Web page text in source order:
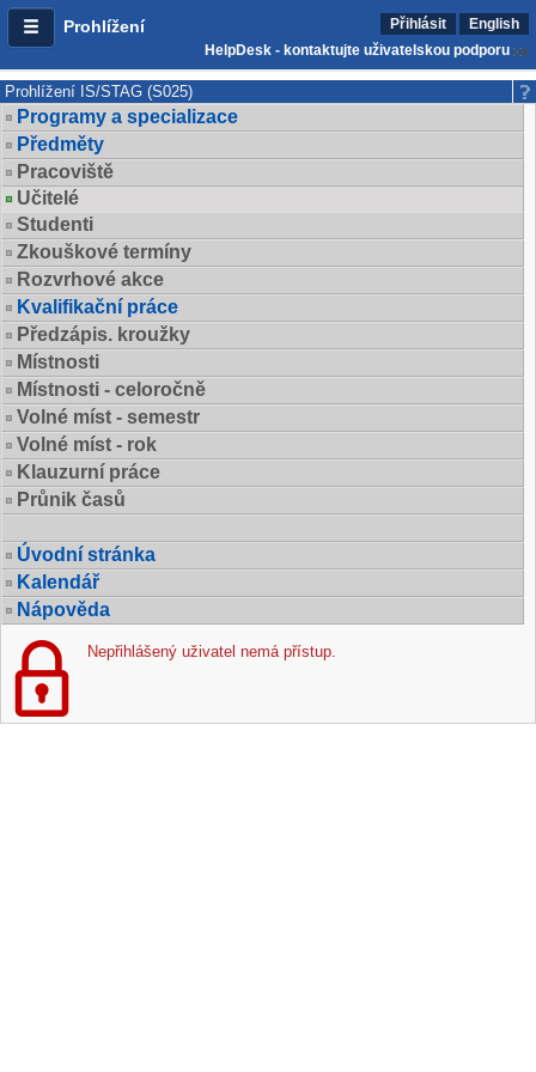
Prohlížení Přihlásit
English
HelpDesk - kontaktujte uživatelskou podporu
Prohlížení IS/STAG (S025)
Programy a specializace
Předměty
Pracoviště
Učitelé
Studenti
Zkouškové termíny
Rozvrhové akce
Kvalifikační práce
Předzápis. kroužky
Místnosti
Místnosti - celoročně
Volné míst - semestr
Volné míst - rok
Klauzurní práce
Průnik časů
Úvodní stránka
Kalendář
Nápověda
Nepřihlášený uživatel nemá přístup.